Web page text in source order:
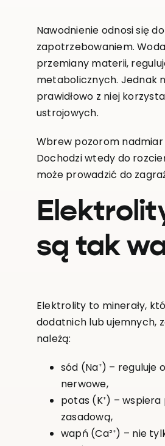
Nawodnienie odnosi się
zapotrzebowaniem.
przemiany materii,
metabolicznych. Jednak
prawidłowo z niej
ustrojowych.
Wbrew pozorom
Dochodzi wtedy do
może prowadzić do
są tak
Elektrolity to minerały,
dodatnich lub ujemnych,
należą:
sód (Na⁺) – reguluje
nerwowe,
potas (K⁺) –
zasadową,
wapń (Ca²⁺) – nie